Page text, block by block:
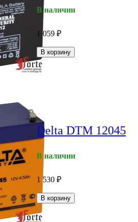
В наличии
1 059 ₽
В корзину
Delta DTM 12045
В наличии
1 530 ₽
В корзину